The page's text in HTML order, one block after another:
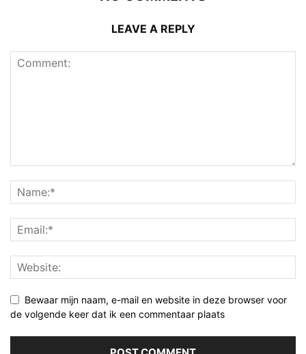
LEAVE A REPLY
Bewaar mijn naam, e-mail en website in deze browser voor
de volgende keer dat ik een commentaar plaats